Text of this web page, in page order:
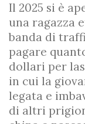
Il 2025 si è
una ragazza
banda di
pagare
dollari per
in cui la
legata e
di altri